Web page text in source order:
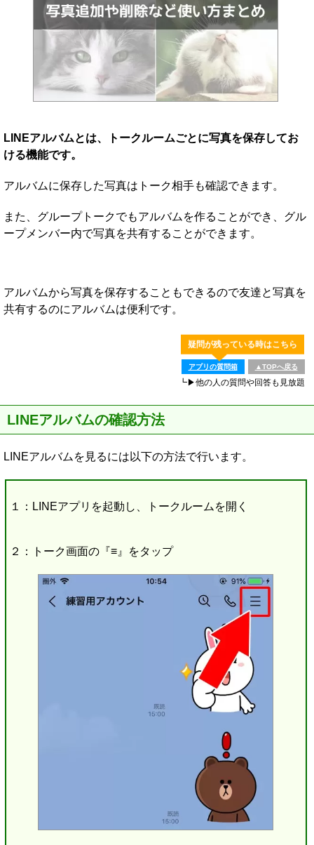
LINEアルバムとは、トークルームごとに写真を保存してお
ける機能です。
アルバムに保存した写真はトーク相手も確認できます。
また、グループトークでもアルバムを作ることができ、グル
ープメンバー内で写真を共有することができます。
アルバムから写真を保存することもできるので友達と写真を
共有するのにアルバムは便利です。
疑問が残っている時はこちら
アプリの質問箱 ▲TOPへ戻る
┗▶他の人の質問や回答も見放題
LINEアルバムの確認方法
LINEアルバムを見るには以下の方法で行います。
１：LINEアプリを起動し、トークルームを開く
２：トーク画面の『≡』をタップ